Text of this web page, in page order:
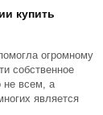
купить
огромному
собственное
не всем, а
является